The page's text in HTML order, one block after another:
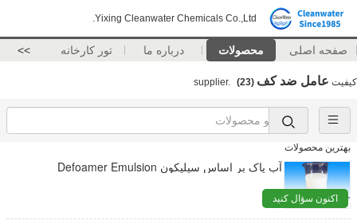
Yixing Cleanwater Chemicals Co.,Ltd.
صفحه اصلی محصولات درباره ما تور کارخانه >>
کیفیت عامل ضد کف (23)
بهترین محصولات
آب پاک بر اساس سیلیکون Defoamer Emulsion
اکنون سؤال کنید